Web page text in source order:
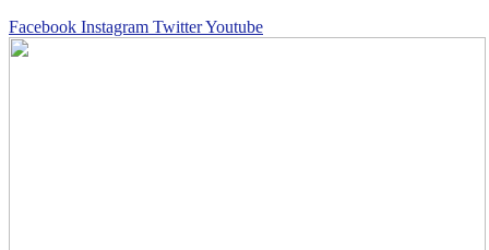
Facebook Instagram TwitterYoutube